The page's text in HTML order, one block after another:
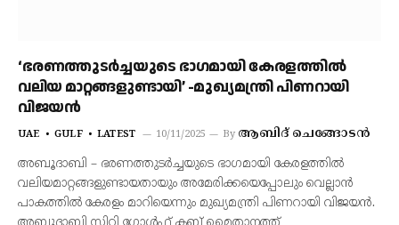
‘ഭരണത്തുടർച്ചയുടെ ഭാഗമായി കേരളത്തിൽ
വലിയ മാറ്റങ്ങളുണ്ടായി’ -മുഖ്യമന്ത്രി പിണറായി
വിജയൻ
UAE GULF LATEST 10/11/2025 By ആബിദ് ചെങ്ങോടൻ
അബൂദാബി – ഭരണത്തുടർച്ചയുടെ ഭാഗമായി കേരളത്തിൽ
വലിയമാറ്റങ്ങളുണ്ടായതായും അമേരിക്കയെപ്പോലും വെല്ലാൻ
പാകത്തിൽ കേരളം മാറിയെന്നും മുഖ്യമന്ത്രി പിണറായി വിജയൻ.